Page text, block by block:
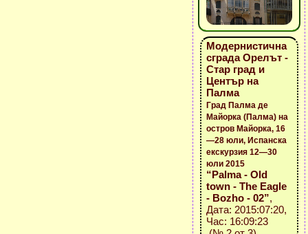
Модернистична
сграда Орелът -
Стар град и
Център на
Палма
Град Палма де
Майорка (Палма) на
остров Майорка, 16
—28 юли, Испанска
екскурзия 12—30
юли 2015
“Palma - Old
town - The Eagle
- Bozho - 02”,
Дата: 2015:07:20,
Час: 16:09:23